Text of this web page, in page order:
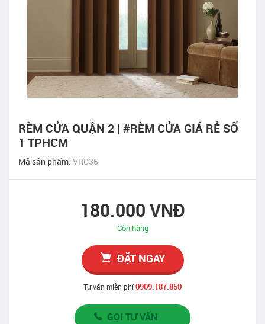
RÈM CỬA QUẬN 2 | #RÈM CỬA GIÁ RẺ SỐ
1 TPHCM
Mã sản phẩm: VRC36
180.000 VNĐ
Còn hàng
ĐẶT NGAY
Tư vấn miễn phí0909.187.850
GỌI TƯ VẤN